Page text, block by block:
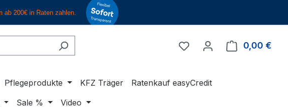
Du hast 0 Produkte auf
0,00 €
Pflegeprodukte KFZ Träger
Ratenkauf easyCredit
Sale % Video